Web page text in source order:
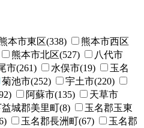
本市東区(338)
熊本市西区
熊本市北区(527)
八代市
市(261) 水俣市(19)
玉名
菊池市(252)
宇土市(220)
阿蘇市(135)
天草市
益城郡美里町(8)
玉名郡玉東
玉名郡長洲町(67)
玉名郡